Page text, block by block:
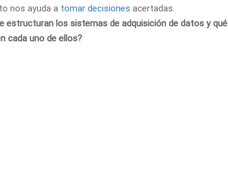
nos ayuda a tomar decisiones acertadas.
estructuran los sistemas de adquisición de datos y qué
cada uno de ellos?